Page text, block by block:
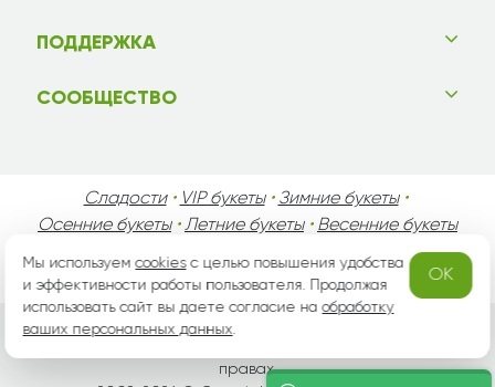
ПОДДЕРЖКА
СООБЩЕСТВО
Сладости• VIP букеты• Зимние букеты•
Осенние букеты•Летние букеты• Весенние букеты
День Святого Валентина День Матери•
День Мужчин•Праздники!
правах.
Мы используемcookiesс целью повышения удобства
и эффективности работы пользователя. Продолжая
использовать сайт вы даете согласие наобработку
ваших персональных данных.
OK